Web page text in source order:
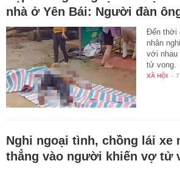
nhà ở Yên Bái: Người đàn
Đến thời
nhân
với nhau
tử vong.
XÃ HỘI -
Nghi ngoại tình, chồng lái xe
thẳng vào người khiến vợ tử